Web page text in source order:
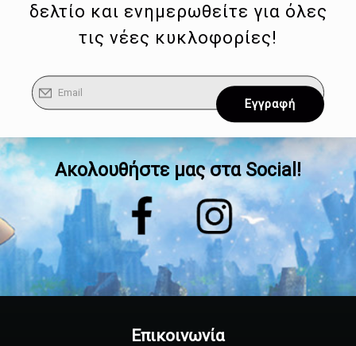
δελτίο και ενημερωθείτε για όλες
τις νέες κυκλοφορίες!
Ακολουθήστε μας στα Social!
Επικοινωνία